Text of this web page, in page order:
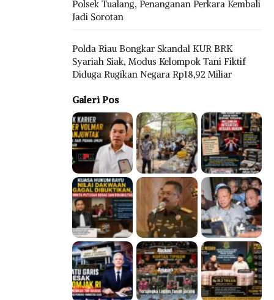
Polsek Tualang, Penanganan Perkara Kembali
Jadi Sorotan
Polda Riau Bongkar Skandal KUR BRK
Syariah Siak, Modus Kelompok Tani Fiktif
Diduga Rugikan Negara Rp18,92 Miliar
Galeri Pos